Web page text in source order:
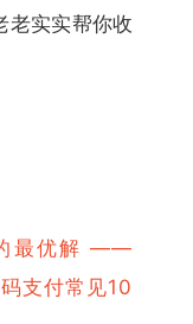
老实实帮你收
最优解 ——
码支付常见10